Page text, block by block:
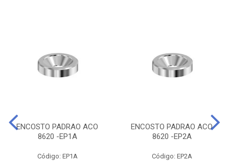
ENCOSTO PADRAO ACO
8620 -EP1A
Código: EP1A
ENCOSTO PADRAO ACO
8620 -EP2A
Código: EP2A